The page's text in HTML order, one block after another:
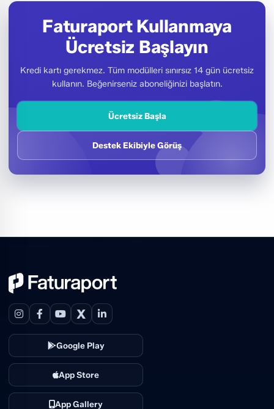
Faturaport Kullanmaya
Ücretsiz Başlayın
Kredi kartı gerekmez. Tüm modülleri sınırsız 14 gün ücretsiz
kullanın. Beğenirseniz aboneliğinizi başlatın.
Ücretsiz Başla
Destek Ekibiyle Görüş
X
Google Play
App Store
App Gallery